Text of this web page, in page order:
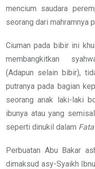
mencium saudara
seorang dari mahramnya
Ciuman pada bibir ini
membangkitkan
(Adapun selain bibir),
putranya pada bagian
seorang anak laki-laki
ibunya atau yang
seperti dinukil dalam
Perbuatan Abu Bakar
dimaksud asy-Syaikh